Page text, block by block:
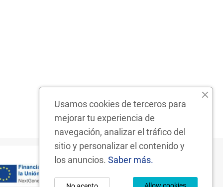
Usamos cookies de terceros para
mejorar tu experiencia de
navegación, analizar el tráfico del
sitio y personalizar el contenido y
los anuncios. Saber más.